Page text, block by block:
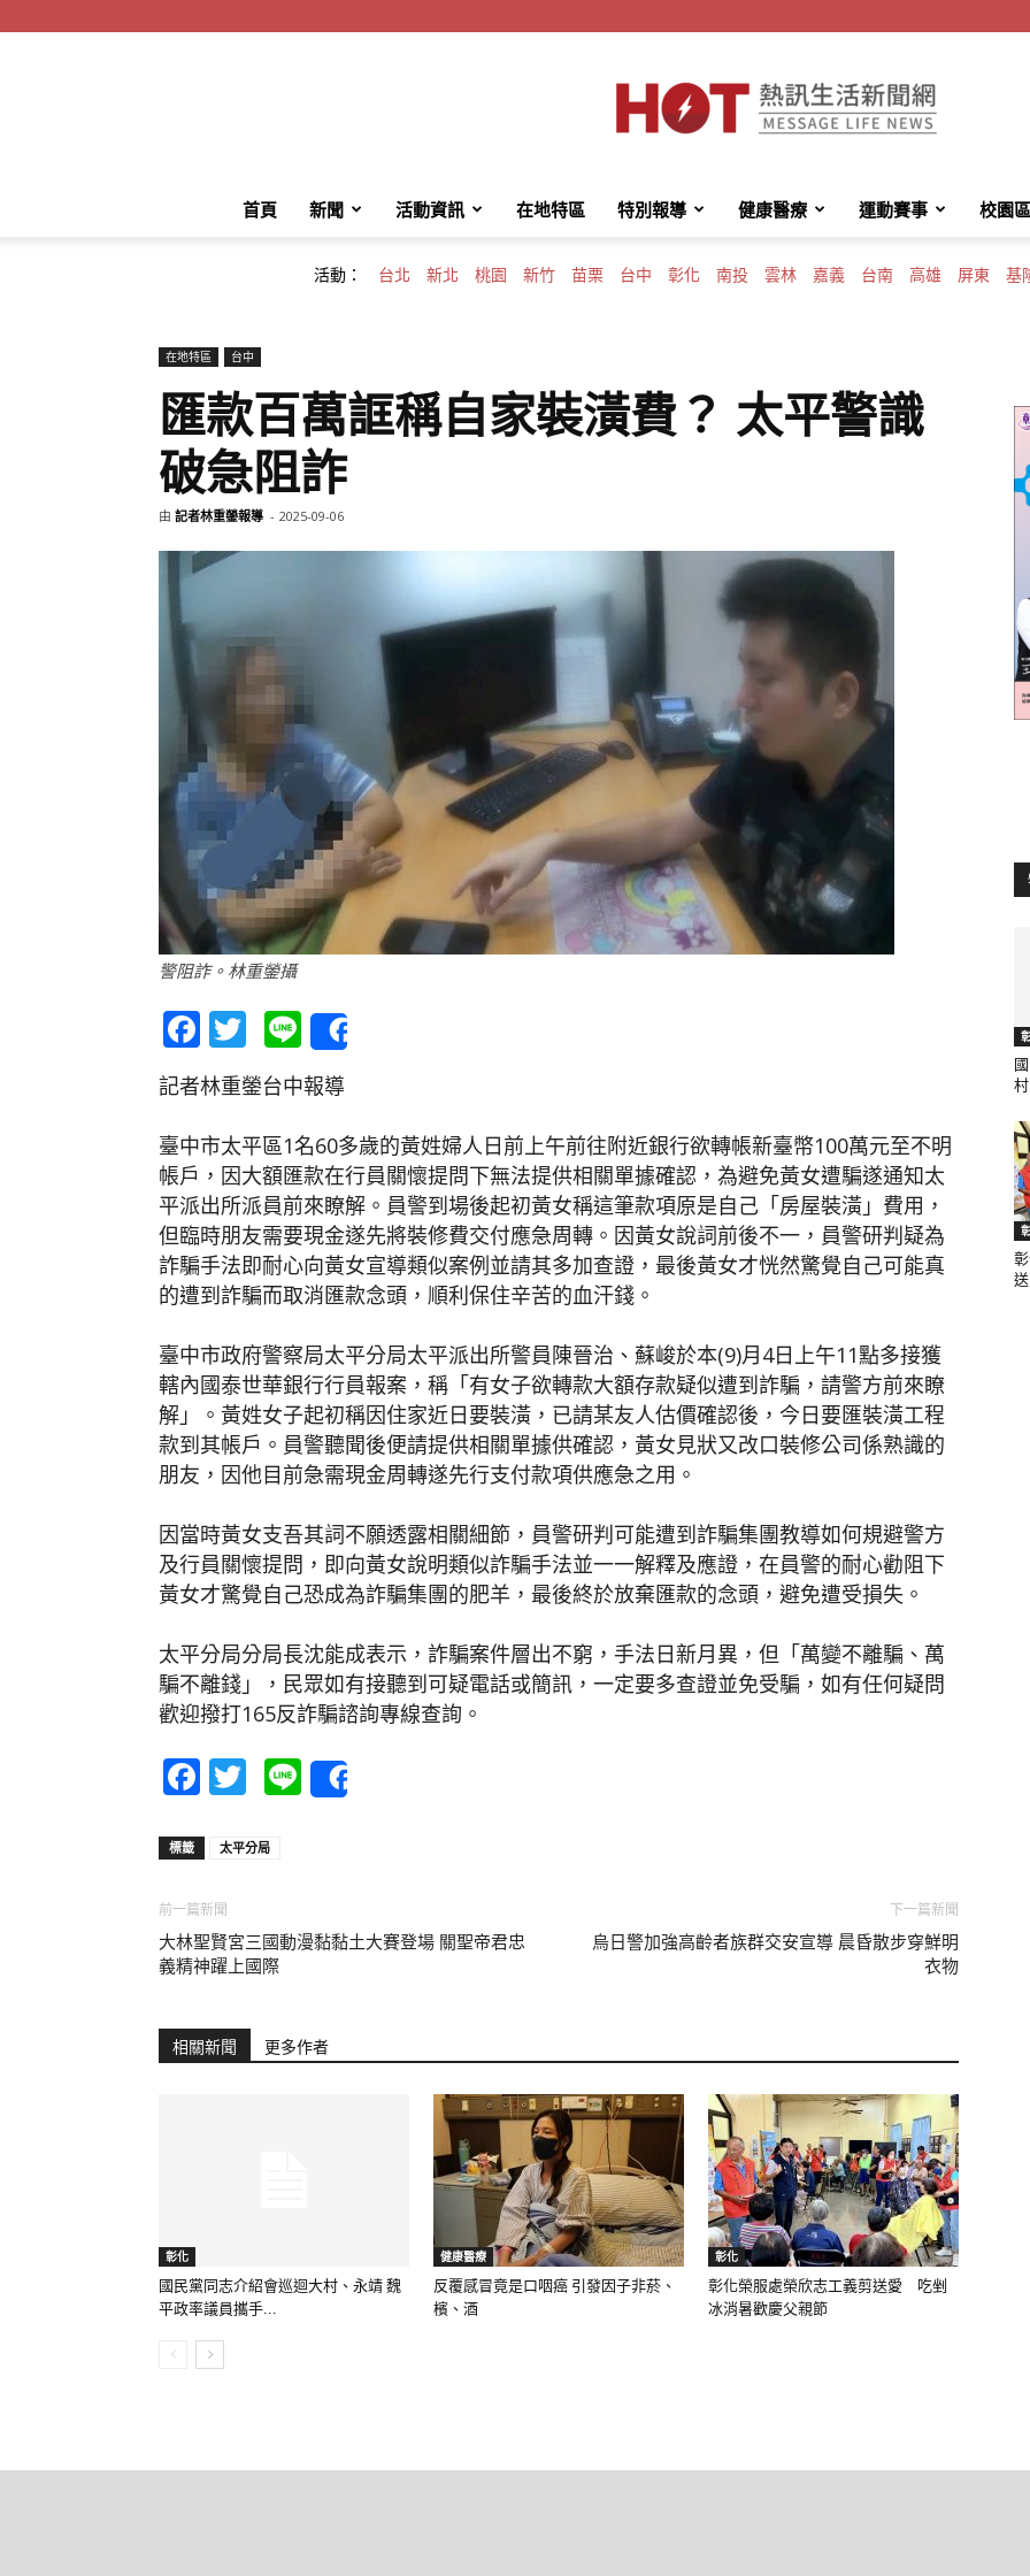
HotMessage
網
首頁 新聞 活動資訊 在地特區 特別報導 健康醫療 運動賽事 校園區
活動： 台北 新北 桃園 新竹 苗栗 台中 彰化 南投 雲林 嘉義 台南 高雄 屏東 基
在地特區 台中
匯款百萬誆稱自家裝潢費？ 太平警識
破急阻詐
由 記者林重鎣報導 - 2025-09-06
警阻詐。林重鎣攝
Facebook
Twitter
Line
記者林重鎣台中報導
臺中市太平區1名60多歲的黃姓婦人日前上午前往附近銀行欲轉帳新臺幣100萬元至不明
帳戶，因大額匯款在行員關懷提問下無法提供相關單據確認，為避免黃女遭騙遂通知太
平派出所派員前來瞭解。員警到場後起初黃女稱這筆款項原是自己「房屋裝潢」費用，
但臨時朋友需要現金遂先將裝修費交付應急周轉。因黃女說詞前後不一，員警研判疑為
詐騙手法即耐心向黃女宣導類似案例並請其多加查證，最後黃女才恍然驚覺自己可能真
的遭到詐騙而取消匯款念頭，順利保住辛苦的血汗錢。
臺中市政府警察局太平分局太平派出所警員陳晉治、蘇峻於本(9)月4日上午11點多接獲
轄內國泰世華銀行行員報案，稱「有女子欲轉款大額存款疑似遭到詐騙，請警方前來瞭
解」。黃姓女子起初稱因住家近日要裝潢，已請某友人估價確認後，今日要匯裝潢工程
款到其帳戶。員警聽聞後便請提供相關單據供確認，黃女見狀又改口裝修公司係熟識的
朋友，因他目前急需現金周轉遂先行支付款項供應急之用。
因當時黃女支吾其詞不願透露相關細節，員警研判可能遭到詐騙集團教導如何規避警方
及行員關懷提問，即向黃女說明類似詐騙手法並一一解釋及應證，在員警的耐心勸阻下
黃女才驚覺自己恐成為詐騙集團的肥羊，最後終於放棄匯款的念頭，避免遭受損失。
太平分局分局長沈能成表示，詐騙案件層出不窮，手法日新月異，但「萬變不離騙、萬
騙不離錢」，民眾如有接聽到可疑電話或簡訊 ，一定要多查證並免受騙，如有任何疑問
歡迎撥打165反詐騙諮詢專線查詢。
Facebook
Twitter
Line
標籤 太平分局
前一篇新聞
大林聖賢宮三國動漫黏黏土大賽登場 關聖帝君忠
義精神躍上國際
下一篇新聞
烏日警加強高齡者族群交安宣導 晨昏散步穿鮮明
衣物
相關新聞 更多作者
彰化
國民黨同志介紹會巡迴大村、永靖 魏
平政率議員攜手...
健康醫療
反覆感冒竟是口咽癌 引發因子非菸、
檳、酒
彰化
彰化榮服處榮欣志工義剪送愛 吃剉
冰消暑歡慶父親節